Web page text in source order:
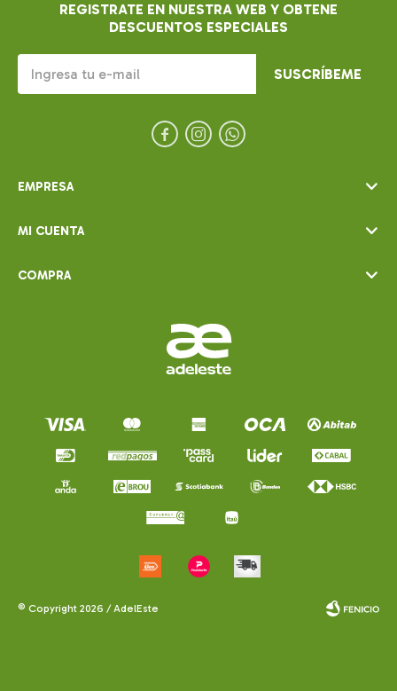
EMPRESA
MI CUENTA
COMPRA
REGISTRATE EN NUESTRA WEB Y OBTENE
DESCUENTOS ESPECIALES
SUSCRÍBEME
  
© Copyright 2026 / AdelEste